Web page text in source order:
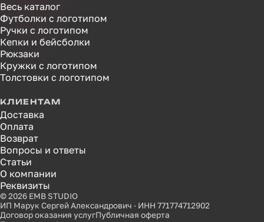
Весь каталог
Футболки с логотипом
Ручки с логотипом
Кепки и бейсболки
Рюкзаки
Кружки с логотипом
Толстовки с логотипом
КЛИЕНТАМ
Доставка
Оплата
Возврат
Вопросы и ответы
Статьи
О компании
Реквизиты
© 2026 EMB STUDIO
ИП Марук Сергей Александрович · ИНН 771774712902
Договор оказания услугПубличная оферта